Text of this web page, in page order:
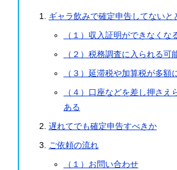
ギャラ飲みで確定申告してないと
（１）収入証明ができなくな
（２）税務調査に入られる可
（３）延滞税や加算税が多額
（４）口座などを差し押さえ
ある
遅れてでも確定申告すべきか
ご依頼の流れ
（１）お問い合わせ